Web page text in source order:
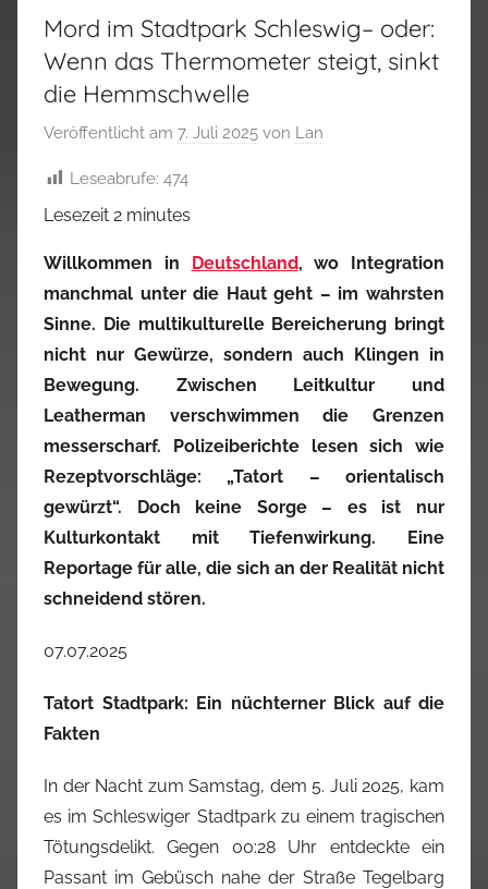
Mord im Stadtpark Schleswig– oder:
Wenn das Thermometer steigt, sinkt
die Hemmschwelle
Veröffentlicht am 7. Juli 2025 von Lan
Leseabrufe: 474
Lesezeit 2 minutes
Willkommen in Deutschland, wo Integration
manchmal unter die Haut geht – im wahrsten
Sinne. Die multikulturelle Bereicherung bringt
nicht nur Gewürze, sondern auch Klingen in
Bewegung. Zwischen Leitkultur und
Leatherman verschwimmen die Grenzen
messerscharf. Polizeiberichte lesen sich wie
Rezeptvorschläge: „Tatort – orientalisch
gewürzt“. Doch keine Sorge – es ist nur
Kulturkontakt mit Tiefenwirkung. Eine
Reportage für alle, die sich an der Realität nicht
schneidend stören.
07.07.2025
Tatort Stadtpark: Ein nüchterner Blick auf die
Fakten
In der Nacht zum Samstag, dem 5. Juli 2025, kam
es im Schleswiger Stadtpark zu einem tragischen
Tötungsdelikt. Gegen 00:28 Uhr entdeckte ein
Passant im Gebüsch nahe der Straße Tegelbarg